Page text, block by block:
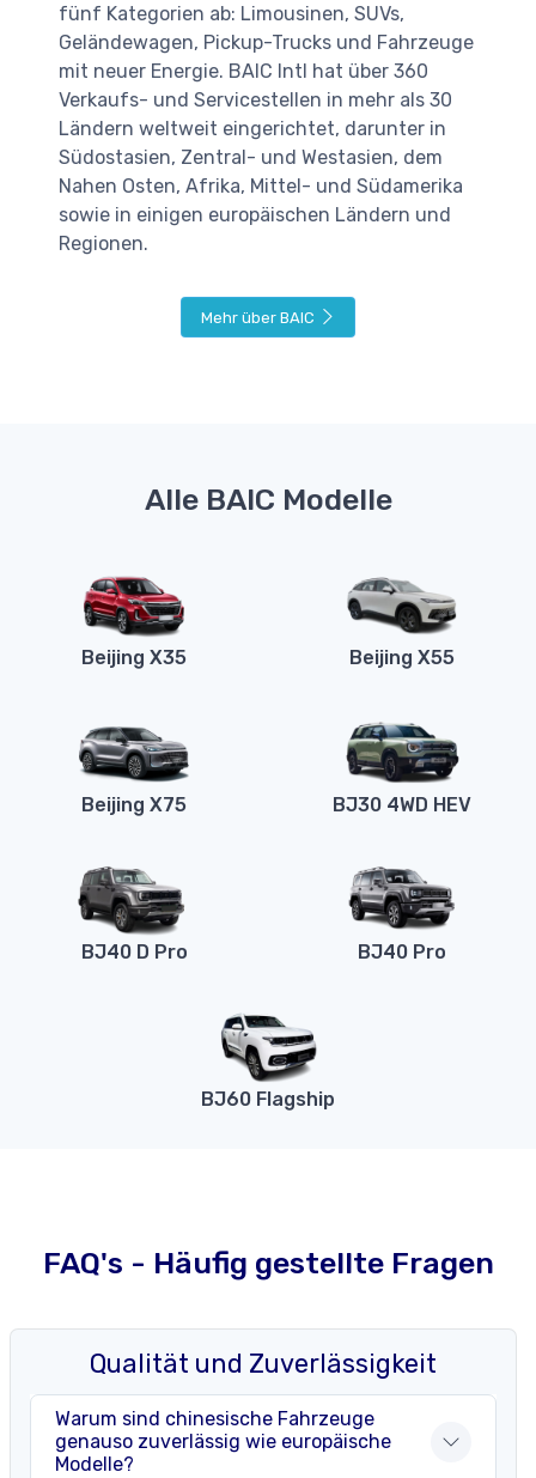
fünf Kategorien ab: Limousinen, SUVs,
Geländewagen, Pickup-Trucks und Fahrzeuge
mit neuer Energie. BAIC Intl hat über 360
Verkaufs- und Servicestellen in mehr als 30
Ländern weltweit eingerichtet, darunter in
Südostasien, Zentral- und Westasien, dem
Nahen Osten, Afrika, Mittel- und Südamerika
sowie in einigen europäischen Ländern und
Regionen.
Mehr über BAIC
Alle BAIC Modelle
Beijing X35 Beijing X55
Beijing X75 BJ30 4WD HEV
BJ40 D Pro BJ40 Pro
BJ60 Flagship
FAQ's - Häufig gestellte Fragen
Qualität und Zuverlässigkeit
Warum sind chinesische Fahrzeuge
genauso zuverlässig wie europäische
Modelle?